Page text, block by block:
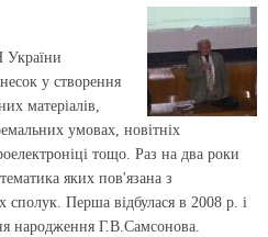
у створення
матеріалів,
умовах, новітніх
тощо. Раз на два роки
яких пов'язана з
сполук. Перша відбулася в 2008 р. і
народження Г.В.Самсонова.